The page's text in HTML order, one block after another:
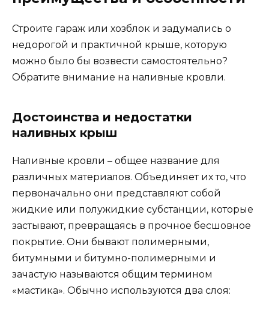
Строите гараж или хозблок и задумались о
недорогой и практичной крыше, которую
можно было бы возвести самостоятельно?
Обратите внимание на наливные кровли.
Достоинства и недостатки
наливных крыш
Наливные кровли – общее название для
различных материалов. Объединяет их то, что
первоначально они представляют собой
жидкие или полужидкие субстанции, которые
застывают, превращаясь в прочное бесшовное
покрытие. Они бывают полимерными,
битумными и битумно-полимерными и
зачастую называются общим термином
«мастика». Обычно используются два слоя: